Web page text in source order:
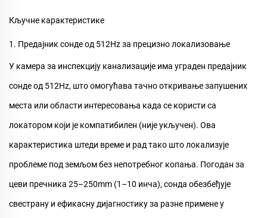
Кључне карактеристике
1. Предајник сонде од 512Hz за прецизно локализовање
У камера за инспекцију канализације има уграден предајник
сонде од 512Hz, што омогућава тачно откривање запушених
места или области интересовања када се користи са
локатором који је компатибилен (није укључен). Ова
карактеристика штеди време и рад тако што локализује
проблеме под земљом без непотребног копања. Погодан за
цеви пречника 25–250mm (1–10 инча), сонда обезбеђује
свестрану и ефикасну дијагностику за разне примене у